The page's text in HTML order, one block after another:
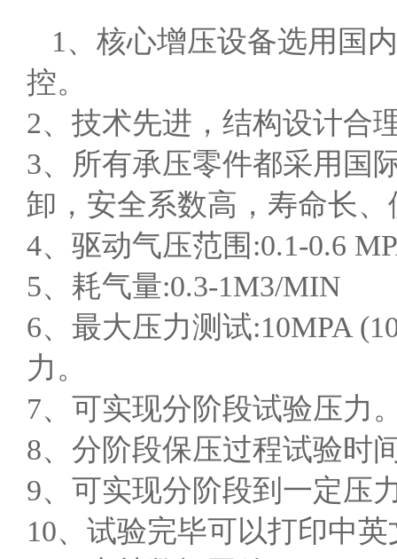
1、核心增压设备选用国
控。
2、技术先进，结构设计合
3、所有承压零件都采用国
卸，安全系数高，寿命长
4、驱动气压范围:0.1-0.6
5、耗气量:0.3-1M3/MIN
6、最大压力测试:10MPA
力。
7、可实现分阶段试验压力
8、分阶段保压过程试验时
9、可实现分阶段到一定压
10、试验完毕可以打印中